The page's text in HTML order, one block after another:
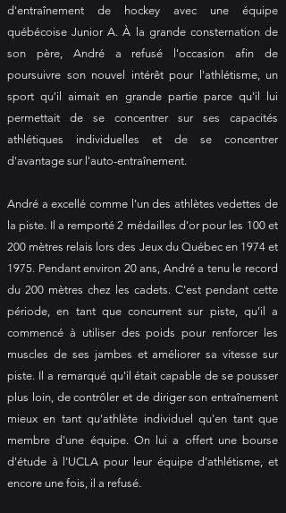
d'entraînement de hockey avec une équipe
québécoise Junior A. À la grande consternation de
son père, André a refusé l'occasion afin de
poursuivre son nouvel intérêt pour l'athlétisme, un
sport qu'il aimait en grande partie parce qu'il lui
permettait de se concentrer sur ses capacités
athlétiques individuelles et de se concentrer
d'avantage sur l'auto-entraînement.
André a excellé comme l'un des athlètes vedettes de
la piste. Il a remporté 2 médailles d'or pour les 100 et
200 mètres relais lors des Jeux du Québec en 1974 et
1975. Pendant environ 20 ans, André a tenu le record
du 200 mètres chez les cadets. C'est pendant cette
période, en tant que concurrent sur piste, qu'il a
commencé à utiliser des poids pour renforcer les
muscles de ses jambes et améliorer sa vitesse sur
piste. Il a remarqué qu'il était capable de se pousser
plus loin, de contrôler et de diriger son entraînement
mieux en tant qu'athlète individuel qu'en tant que
membre d'une équipe. On lui a offert une bourse
d'étude à l'UCLA pour leur équipe d'athlétisme, et
encore une fois, il a refusé.